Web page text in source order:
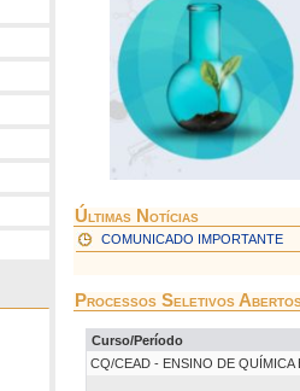
Últimas Notícias
COMUNICADO IMPORTANTE
Processos Seletivos
Curso/Período
CQ/CEAD - ENSINO DE QUÍMICA